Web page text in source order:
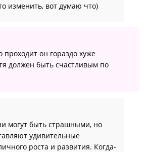
изменить, вот думаю что)
проходит он гораздо хуже
должен быть счастливым по
могут быть страшными, но
удивительные
роста и развития. Когда-